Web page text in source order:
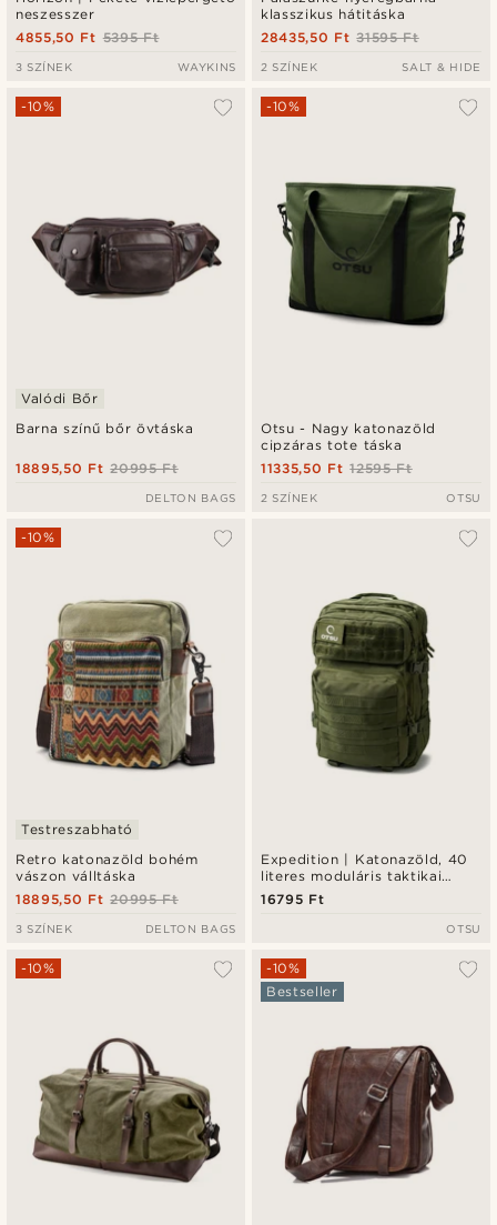
neszesszer
5395 Ft
4855,50 Ft
3 SZÍNEK WAYKINS
klasszikus hátitáska
31595 Ft
28435,50 Ft
2 SZÍNEK SALT & HIDE
Barna színű bőr övtáska
-10%
Valódi Bőr
20995 Ft
18895,50 Ft
DELTON BAGS
Otsu - Nagy katonazöld
cipzáras tote táska
-10%
12595 Ft
11335,50 Ft
2 SZÍNEK OTSU
Retro katonazöld bohém
vászon válltáska
-10%
Testreszabható
20995 Ft
18895,50 Ft
3 SZÍNEK DELTON BAGS
Expedition | Katonazöld, 40
literes moduláris taktikai
hátizsák patch panellel
16795 Ft
OTSU
-10%
-10%
Bestseller